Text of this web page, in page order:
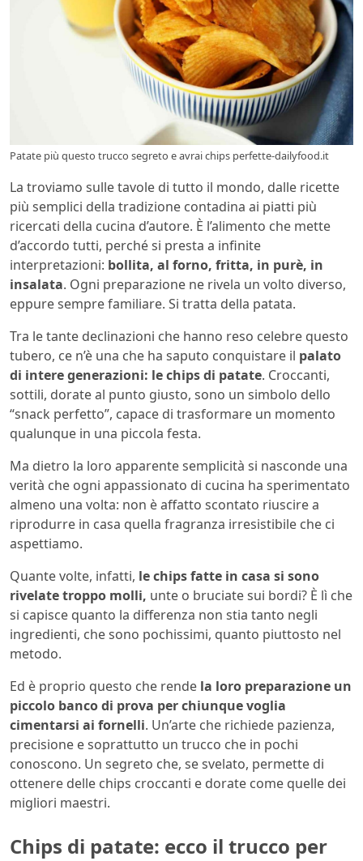
Patate più questo trucco segreto e avrai chips perfette-dailyfood.it
La troviamo sulle tavole di tutto il mondo, dalle ricette
più semplici della tradizione contadina ai piatti più
ricercati della cucina d’autore. È l’alimento che mette
d’accordo tutti, perché si presta a infinite
interpretazioni: bollita, al forno, fritta, in purè, in
insalata. Ogni preparazione ne rivela un volto diverso,
eppure sempre familiare. Si tratta della patata.
Tra le tante declinazioni che hanno reso celebre questo
tubero, ce n’è una che ha saputo conquistare il palato
di intere generazioni: le chips di patate. Croccanti,
sottili, dorate al punto giusto, sono un simbolo dello
“snack perfetto”, capace di trasformare un momento
qualunque in una piccola festa.
Ma dietro la loro apparente semplicità si nasconde una
verità che ogni appassionato di cucina ha sperimentato
almeno una volta: non è affatto scontato riuscire a
riprodurre in casa quella fragranza irresistibile che ci
aspettiamo.
Quante volte, infatti, le chips fatte in casa si sono
rivelate troppo molli, unte o bruciate sui bordi? È lì che
si capisce quanto la differenza non stia tanto negli
ingredienti, che sono pochissimi, quanto piuttosto nel
metodo.
Ed è proprio questo che rende la loro preparazione un
piccolo banco di prova per chiunque voglia
cimentarsi ai fornelli. Un’arte che richiede pazienza,
precisione e soprattutto un trucco che in pochi
conoscono. Un segreto che, se svelato, permette di
ottenere delle chips croccanti e dorate come quelle dei
migliori maestri.
Chips di patate: ecco il trucco per